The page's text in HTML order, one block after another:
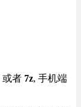
或者 7z, 手机端